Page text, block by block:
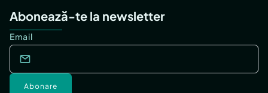
Abonează-te la newsletter
Email
Abonare